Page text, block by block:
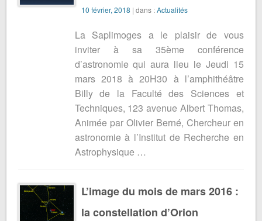
10 février, 2018 | dans :Actualités
La Saplimoges a le plaisir de vous
inviter à sa 35ème conférence
d’astronomie qui aura lieu le Jeudi 15
mars 2018 à 20H30 à l’amphithéâtre
Billy de la Faculté des Sciences et
Techniques, 123 avenue Albert Thomas,
Animée par Olivier Berné, Chercheur en
astronomie à l’Institut de Recherche en
Astrophysique …
L’image du mois de mars 2016 :
la constellation d’Orion